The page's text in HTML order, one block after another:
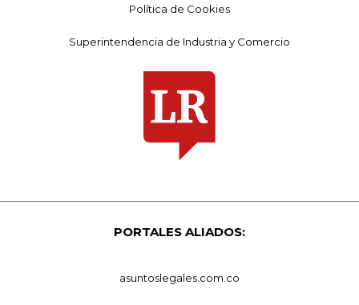
Política de Cookies
Superintendencia de Industria y Comercio
PORTALES ALIADOS:
asuntoslegales.com.co